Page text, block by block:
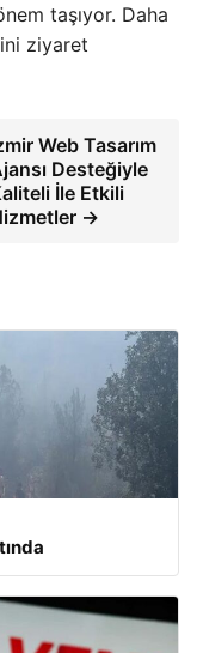
taşıyor. Daha
ziyaret
Web Tasarım
Desteğiyle
İle Etkili
→